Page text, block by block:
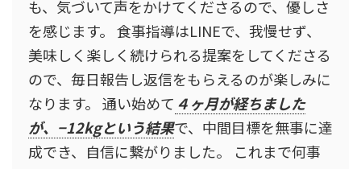
も、気づいて声をかけてくださるので、優しさ
を感じます。 食事指導はLINEで、我慢せず、
美味しく楽しく続けられる提案をしてくださる
ので、毎日報告し返信をもらえるのが楽しみに
なります。 通い始めて ４ヶ月が経ちました
が、−12kgという結果で、中間目標を無事に達
成でき、自信に繋がりました。 これまで何事